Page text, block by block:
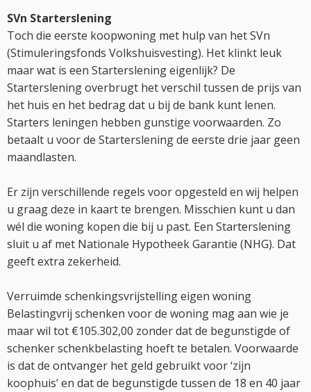
SVn Starterslening
Toch die eerste koopwoning met hulp van het SVn
(Stimuleringsfonds Volkshuisvesting). Het klinkt leuk
maar wat is een Starterslening eigenlijk? De
Starterslening overbrugt het verschil tussen de prijs van
het huis en het bedrag dat u bij de bank kunt lenen.
Starters leningen hebben gunstige voorwaarden. Zo
betaalt u voor de Starterslening de eerste drie jaar geen
maandlasten.
Er zijn verschillende regels voor opgesteld en wij helpen
u graag deze in kaart te brengen. Misschien kunt u dan
wél die woning kopen die bij u past. Een Starterslening
sluit u af met Nationale Hypotheek Garantie (NHG). Dat
geeft extra zekerheid.
Verruimde schenkingsvrijstelling eigen woning
Belastingvrij schenken voor de woning mag aan wie je
maar wil tot €105.302,00 zonder dat de begunstigde of
schenker schenkbelasting hoeft te betalen. Voorwaarde
is dat de ontvanger het geld gebruikt voor ‘zijn
koophuis’ en dat de begunstigde tussen de 18 en 40 jaar